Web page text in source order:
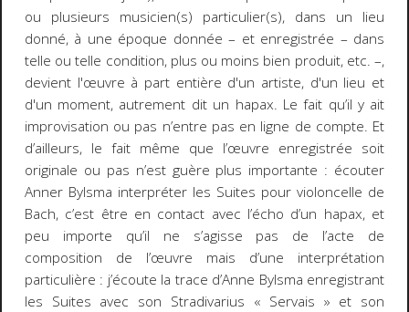
ou plusieurs musicien(s) particulier(s), dans un lieu
donné, à une époque donnée – et enregistrée – dans
telle ou telle condition, plus ou moins bien produit, etc. –,
devient l'œuvre à part entière d'un artiste, d'un lieu et
d'un moment, autrement dit un hapax. Le fait qu’il y ait
improvisation ou pas n’entre pas en ligne de compte. Et
d’ailleurs, le fait même que l’œuvre enregistrée soit
originale ou pas n’est guère plus importante : écouter
Anner Bylsma interpréter les Suites pour violoncelle de
Bach, c’est être en contact avec l’écho d’un hapax, et
peu importe qu’il ne s’agisse pas de l’acte de
composition de l’œuvre mais d’une interprétation
particulière : j’écoute la trace d’Anne Bylsma enregistrant
les Suites avec son Stradivarius « Servais » et son